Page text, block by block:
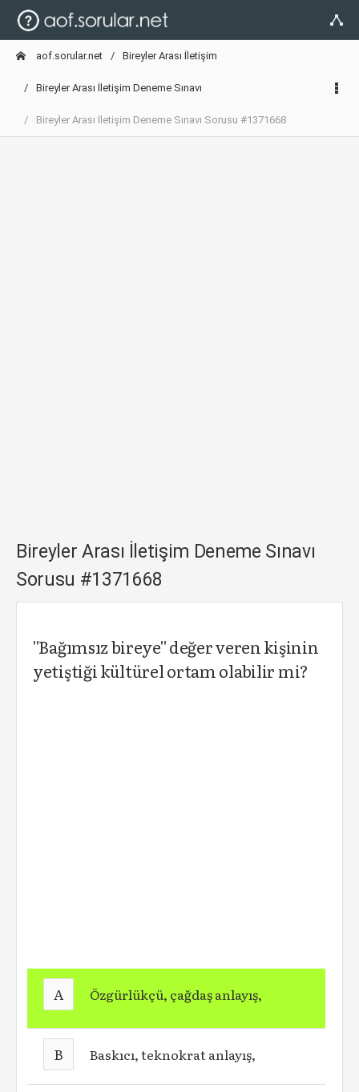
aof.sorular.net Bireyler Arası İletişim
Bireyler Arası İletişim Deneme Sınavı
Bireyler Arası İletişim Deneme Sınavı Sorusu #1371668
Bireyler Arası İletişim Deneme Sınavı
Sorusu #1371668
''Bağımsız bireye'' değer veren kişinin
yetiştiği kültürel ortam olabilir mi?
A Özgürlükçü, çağdaş anlayış,
B Baskıcı, teknokrat anlayış,